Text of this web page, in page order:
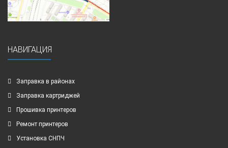
НАВИГАЦИЯ
Заправка в районах
Заправка картриджей
Прошивка принтеров
Ремонт принтеров
Установка СНПЧ